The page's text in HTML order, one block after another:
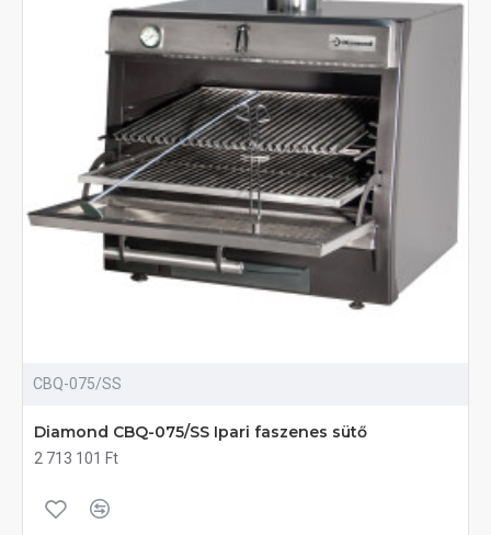
CBQ-075/SS
Diamond CBQ-075/SS Ipari faszenes sütő
2 713 101 Ft